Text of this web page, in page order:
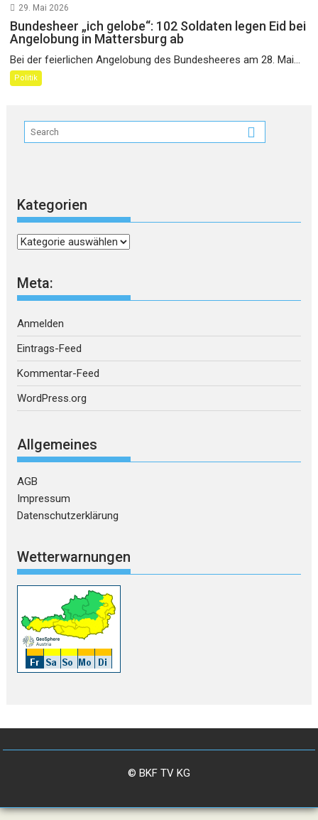
29. Mai 2026
Bundesheer „ich gelobe“: 102 Soldaten legen Eid bei
Angelobung in Mattersburg ab
Bei der feierlichen Angelobung des Bundesheeres am 28. Mai...
Politik
Kategorien
Kategorien
Meta:
Anmelden
Eintrags-Feed
Kommentar-Feed
WordPress.org
Allgemeines
AGB
Impressum
Datenschutzerklärung
Wetterwarnungen
© BKF TV KG